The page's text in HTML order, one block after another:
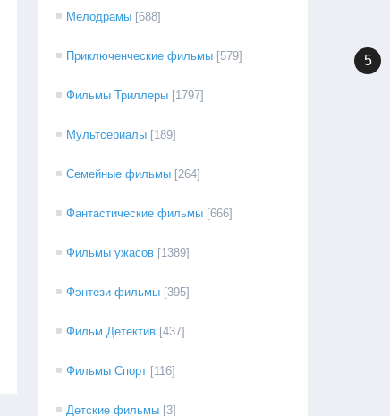
Мелодрамы [688]
Приключенческие фильмы [579]
Фильмы Триллеры [1797]
Мультсериалы [189]
Семейные фильмы [264]
Фантастические фильмы [666]
Фильмы ужасов [1389]
Фэнтези фильмы [395]
Фильм Детектив [437]
Фильмы Спорт [116]
Детские фильмы [3]
5